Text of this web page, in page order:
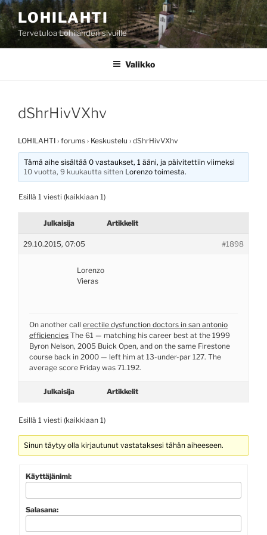
Siirry
sisältöönLOHILAHTI
Tervetuloa Lohilahden sivuille
Valikko
dShrHivVXhv
LOHILAHTI › forums › Keskustelu › dShrHivVXhv
Tämä aihe sisältää 0 vastaukset, 1 ääni, ja päivitettiin viimeksi
10 vuotta, 9 kuukautta sitten Lorenzo toimesta.
Esillä 1 viesti (kaikkiaan 1)
Julkaisija Artikkelit
29.10.2015, 07:05 #1898
Lorenzo
Vieras
On another call erectile dysfunction doctors in san antonio
efficiencies The 61 — matching his career best at the 1999
Byron Nelson, 2005 Buick Open, and on the same Firestone
course back in 2000 — left him at 13-under-par 127. The
average score Friday was 71.192.
Julkaisija Artikkelit
Esillä 1 viesti (kaikkiaan 1)
Sinun täytyy olla kirjautunut vastataksesi tähän aiheeseen.
Käyttäjänimi:
Salasana: